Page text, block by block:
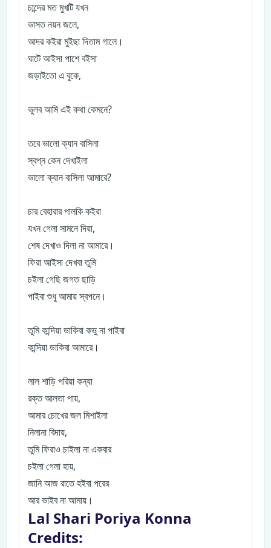
চান্দের মত মুখটি যখন
ভাসত নয়ন জলে,
আদর কইরা মুইছা দিতাম গালে।
ঘাটে আইসা পাশে বইসা
জড়াইতো এ বুকে,
ভুলব আমি এই কথা কেমনে?
তবে ভালো ক্যান বাসিলা
স্বপ্ন কেন দেখাইলা
ভালো ক্যান বাসিলা আমারে?
চার বেহারার পালকি কইরা
যখন গেলা সামনে দিয়া,
শেষ দেখাও দিলা না আমারে।
ফিরা আইসা দেখবা তুমি
চইলা গেছি জগত ছাড়ি
পাইবা শুধু আমায় স্বপনে।
তুমি কান্দিয়া ডাকিবা কভু না পাইবা
কান্দিয়া ডাকিবা আমারে।
লাল শাড়ি পরিয়া কন্যা
রক্ত আলতা পায়,
আমার চোখের জল মিশাইলা
নিলানা বিদায়,
তুমি ফিরাও চাইলা না একবার
চইলা গেলা হায়,
জানি আজ রাতে হইবা পরের
আর ভাইব না আমায়।
Lal Shari Poriya Konna
Credits: